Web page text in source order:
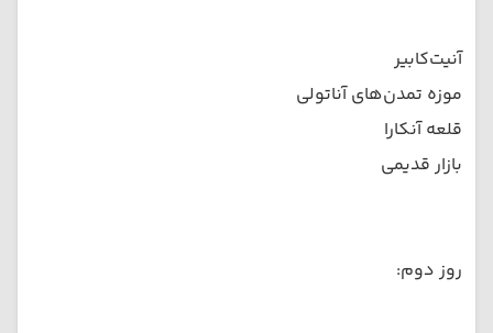
آنیت‌کابیر
موزه تمدن‌های آناتولی
قلعه آنکارا
بازار قدیمی
روز دوم: